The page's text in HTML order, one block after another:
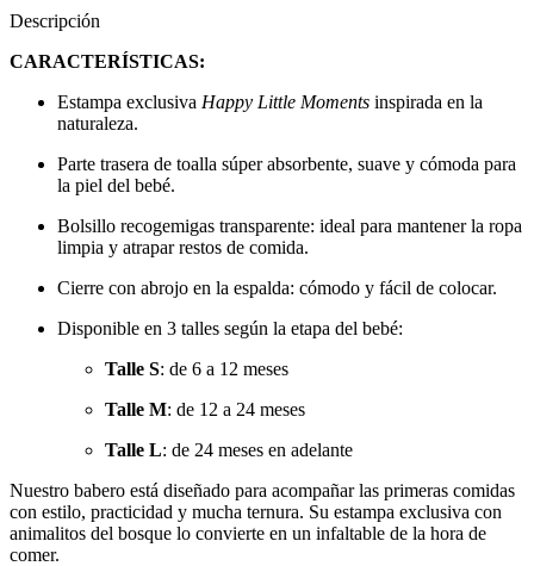
Descripción
CARACTERÍSTICAS:
Estampa exclusiva Happy Little Moments inspirada en la
naturaleza.
Parte trasera de toalla súper absorbente, suave y cómoda para
la piel del bebé.
Bolsillo recogemigas transparente: ideal para mantener la ropa
limpia y atrapar restos de comida.
Cierre con abrojo en la espalda: cómodo y fácil de colocar.
Disponible en 3 talles según la etapa del bebé:
Talle S: de 6 a 12 meses
Talle M: de 12 a 24 meses
Talle L: de 24 meses en adelante
Nuestro babero está diseñado para acompañar las primeras comidas
con estilo, practicidad y mucha ternura. Su estampa exclusiva con
animalitos del bosque lo convierte en un infaltable de la hora de
comer.